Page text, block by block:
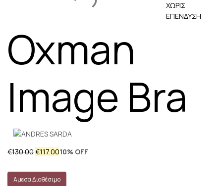
ΧΩΡΙΣ
ΕΠΕΝΔΥΣΗ
Oxman
Image Bra
€130.00Original
was:
€130.00.
€117.00Η
τιμή
είναι:
10% OFF
Άμεσα Διαθέσιμο